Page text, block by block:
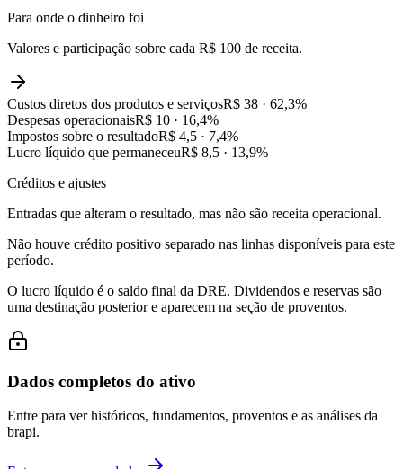
Para onde o dinheiro foi
Valores e participação sobre cada R$ 100 de receita.
Custos diretos dos produtos e serviçosR$ 38 · 62,3%
Despesas operacionaisR$ 10 · 16,4%
Impostos sobre o resultadoR$ 4,5 · 7,4%
Lucro líquido que permaneceuR$ 8,5 · 13,9%
Créditos e ajustes
Entradas que alteram o resultado, mas não são receita operacional.
Não houve crédito positivo separado nas linhas disponíveis para este
período.
O lucro líquido é o saldo final da DRE. Dividendos e reservas são
uma destinação posterior e aparecem na seção de proventos.
Dados completos do ativo
Entre para ver históricos, fundamentos, proventos e as análises da
brapi.